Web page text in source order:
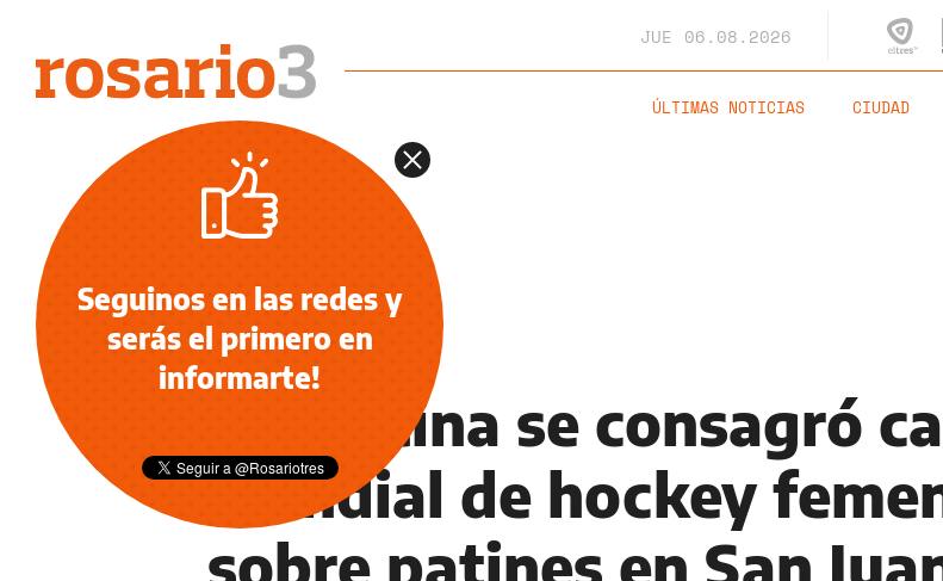
JUE 06.08.2026
ÚLTIMAS NOTICIAS CIUDAD
DEPORTES
Argentina se consagró
mundial de hockey
sobre patines en San
Seguinos en las redes y
serás el primero en
informarte!